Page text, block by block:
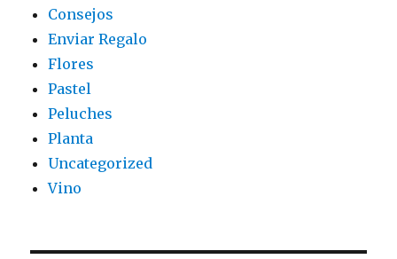
Consejos
Enviar Regalo
Flores
Pastel
Peluches
Planta
Uncategorized
Vino